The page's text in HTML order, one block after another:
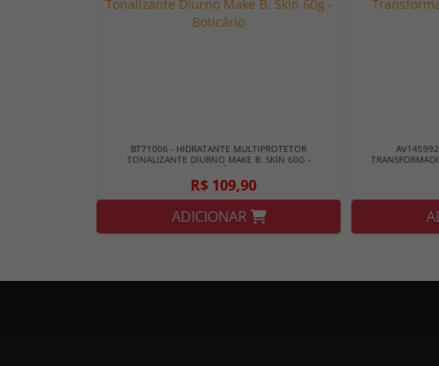
BT71006 - HIDRATANTE MULTIPROTETOR
TONALIZANTE DIURNO MAKE B. SKIN 60G -
BOTICÁRIO
R$ 109,90
ADICIONAR